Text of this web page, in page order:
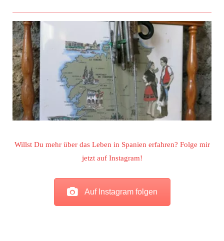
Willst Du mehr über das Leben in Spanien erfahren? Folge mir
jetzt auf Instagram!
Auf Instagram folgen